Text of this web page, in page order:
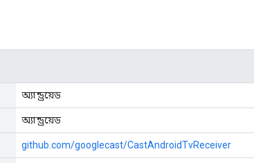
অ্যান্ড্রয়েড
অ্যান্ড্রয়েড
github.com/googlecast/CastAndroidTvReceiver